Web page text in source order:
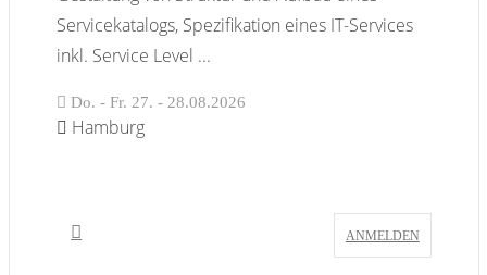
Servicekatalogs, Spezifikation eines IT-Services
inkl. Service Level ...
Do. - Fr. 27. - 28.08.2026
Hamburg
ANMELDEN